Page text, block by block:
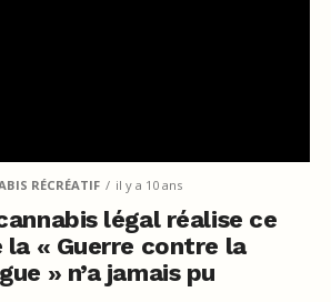
RÉCRÉATIF il y a 10 ans
légal réalise ce
la « Guerre contre la
» n’a jamais pu